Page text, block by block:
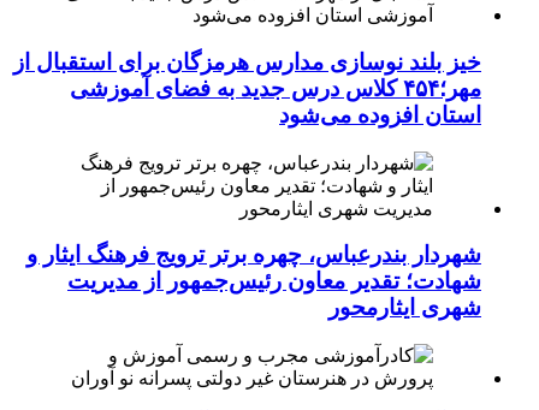
خیز بلند نوسازی مدارس هرمزگان برای استقبال از
مهر؛۴۵۴ کلاس درس جدید به فضای آموزشی
استان افزوده می‌شود
شهردار بندرعباس، چهره برتر ترویج فرهنگ ایثار و
شهادت؛ تقدیر معاون رئیس‌جمهور از مدیریت
شهری ایثارمحور